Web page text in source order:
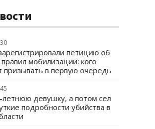
петицию об
мобилизации: кого
призывать в первую очередь
летнюю девушку, а потом сел
подробности убийства в